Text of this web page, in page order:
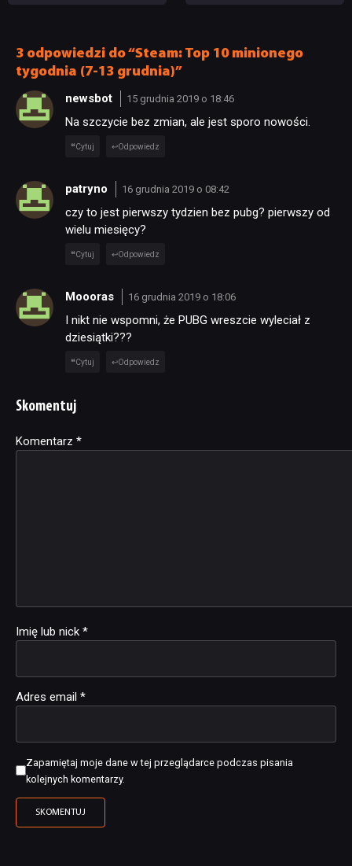
3 odpowiedzi do “Steam: Top 10 minionego
tygodnia (7-13 grudnia)”
newsbot 15 grudnia 2019 o 18:46
Na szczycie bez zmian, ale jest sporo nowości.
Cytuj Odpowiedz
patryno 16 grudnia 2019 o 08:42
czy to jest pierwszy tydzien bez pubg? pierwszy od
wielu miesięcy?
Cytuj Odpowiedz
Moooras 16 grudnia 2019 o 18:06
I nikt nie wspomni, że PUBG wreszcie wyleciał z
dziesiątki???
Cytuj Odpowiedz
Skomentuj
Komentarz *
Imię lub nick *
Adres email *
Zapamiętaj moje dane w tej przeglądarce podczas pisania
kolejnych komentarzy.
Alternative: